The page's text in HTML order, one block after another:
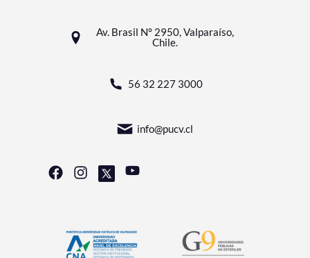
Av. Brasil N° 2950, Valparaíso,
Chile.
56 32 227 3000
info@pucv.cl